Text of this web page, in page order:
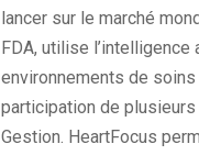
lancer sur le marché
FDA, utilise
environnements de
participation de
Gestion. HeartFocus